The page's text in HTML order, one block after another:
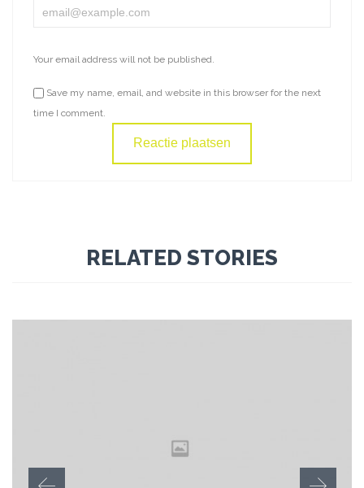
Your email address will not be published.
Save my name, email, and website in this browser for the next
time I comment.
RELATED STORIES